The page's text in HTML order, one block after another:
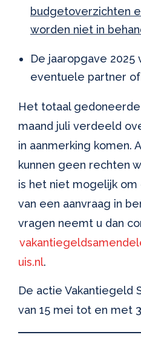
budgetoverzichten
worden niet in
De jaaropgave 2025
eventuele partner
Het totaal
maand juli verdeeld
in aanmerking komen.
kunnen geen rechten
is het niet mogelijk
van een aanvraag in
vragen neemt u dan
uis.nl.
De actie Vakantiegeld
van 15 mei tot en met